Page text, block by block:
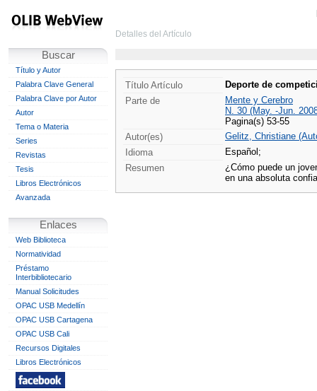
Buscar
Título y Autor
Palabra Clave General
Palabra Clave por Autor
Autor
Tema o Materia
Series
Revistas
Tesis
Libros Electrónicos
Avanzada
Enlaces
Web Biblioteca
Normatividad
Préstamo
Interbibliotecario
Manual Solicitudes
OPAC USB Medellín
OPAC USB Cartagena
OPAC USB Cali
Recursos Digitales
Libros Electrónicos
Detalles del Artículo
Título Artículo
Deporte de
Parte de
Mente y Cerebro
N. 30 (May. -Jun.
Pagina(s) 53-55
Autor(es)
Gelitz, Christiane
Idioma
Español;
Resumen
¿Cómo puede un
en una absoluta